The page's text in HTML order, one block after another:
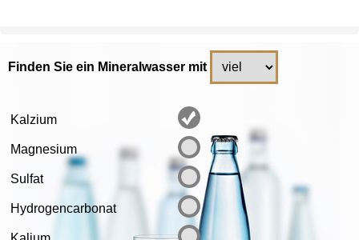
Finden Sie ein Mineralwasser mit
Kalzium
Magnesium
Sulfat
Hydrogencarbonat